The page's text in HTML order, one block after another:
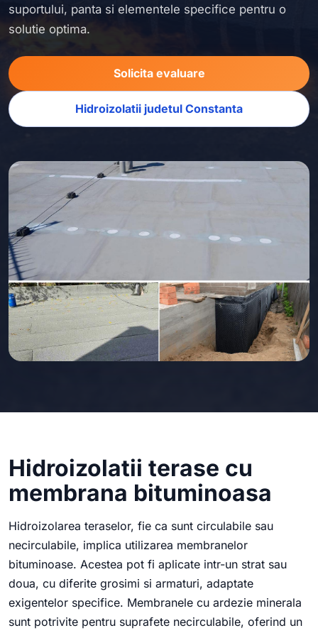
suportului, panta si elementele specifice pentru o
solutie optima.
Solicita evaluare
Hidroizolatii judetul Constanta
Hidroizolatii terase cu
membrana bituminoasa
Hidroizolarea teraselor, fie ca sunt circulabile sau
necirculabile, implica utilizarea membranelor
bituminoase. Acestea pot fi aplicate intr-un strat sau
doua, cu diferite grosimi si armaturi, adaptate
exigentelor specifice. Membranele cu ardezie minerala
sunt potrivite pentru suprafete necirculabile, oferind un